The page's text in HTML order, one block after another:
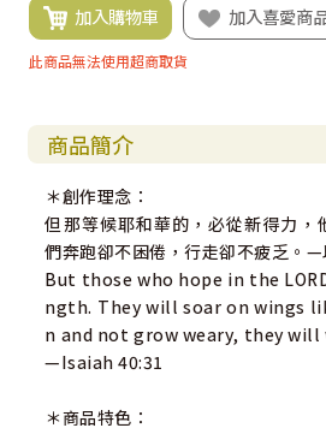
加入購物車 加入喜愛商
此商品無法使用超商取貨
商品簡介
＊創作理念：
但那等候耶和華的，必從新得力，
們奔跑卻不困倦，行走卻不疲乏。
But those who hope in the
ngth. They will soar on wings
n and not grow weary, they
—Isaiah 40:31
＊商品特色：